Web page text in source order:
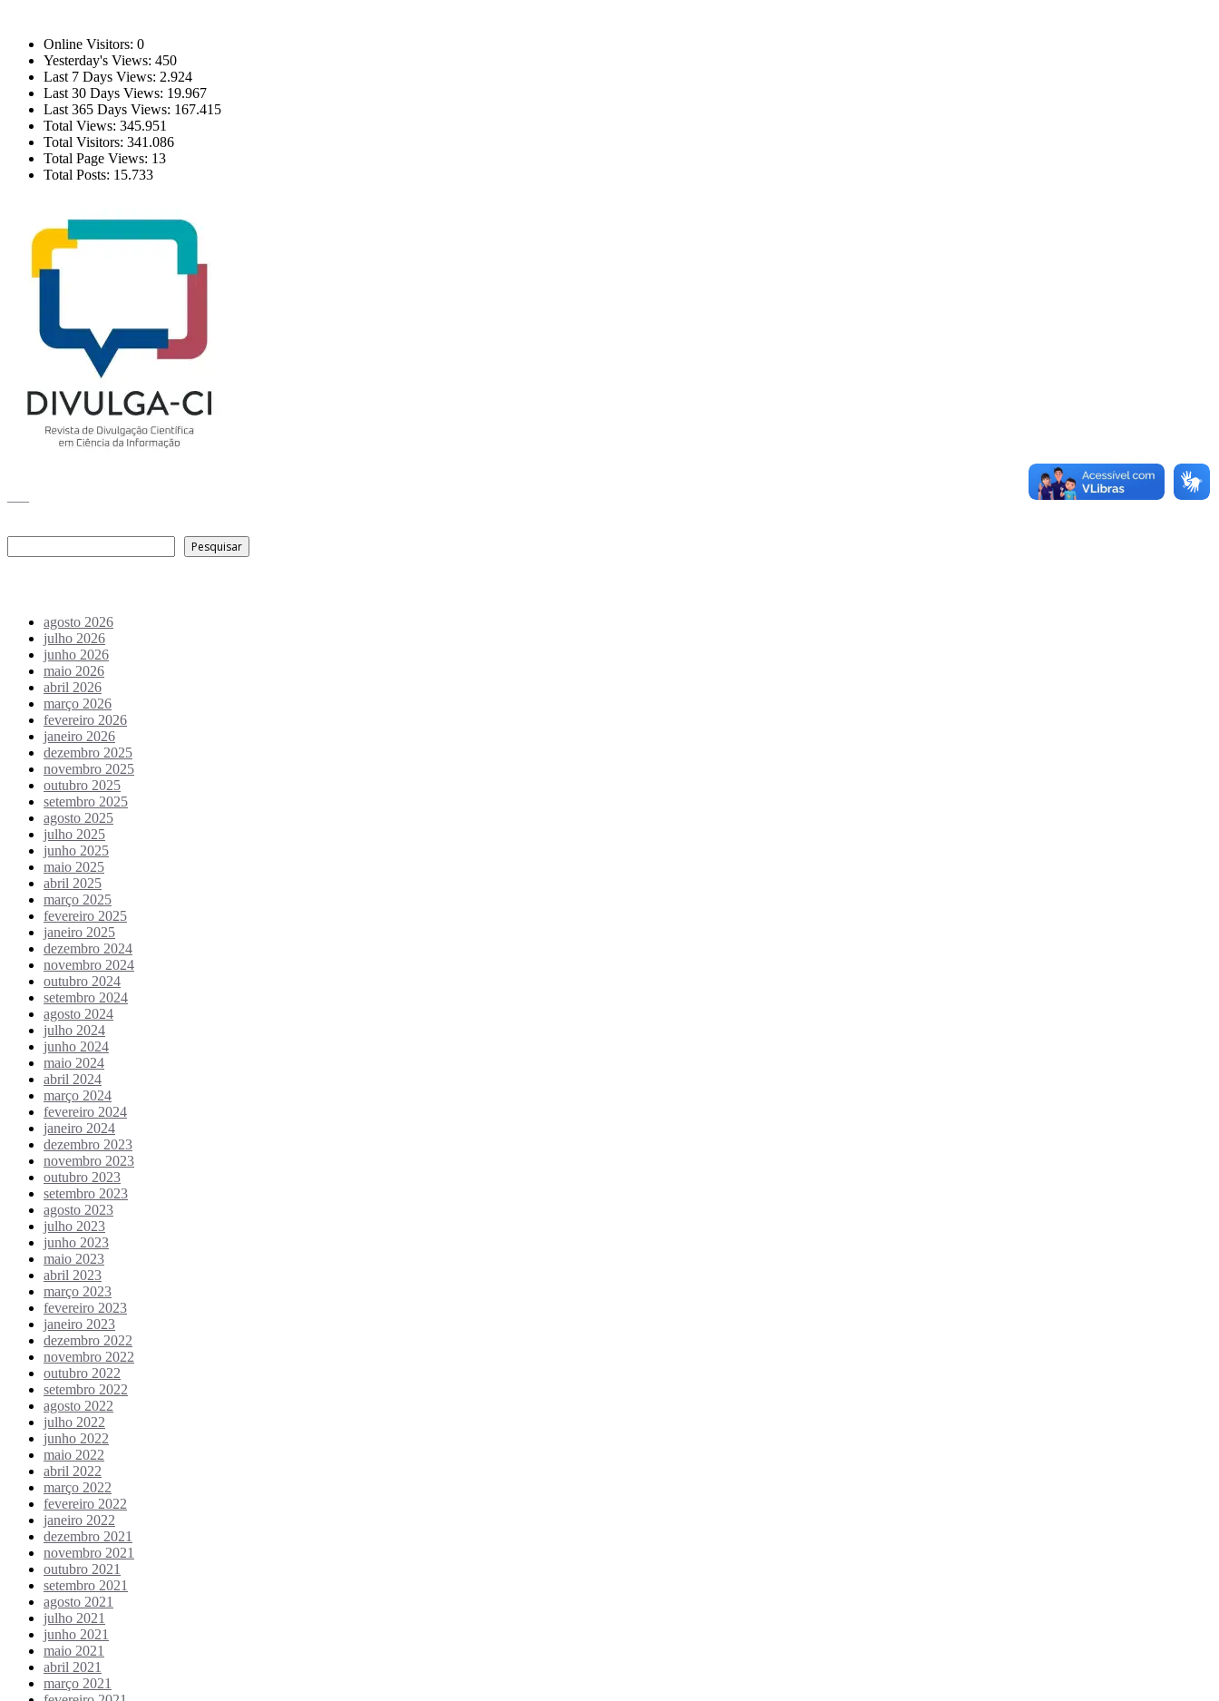
Online Visitors: 0
Yesterday's Views: 450
Last 7 Days Views: 2.924
Last 30 Days Views: 19.967
Last 365 Days Views: 167.415
Total Views: 345.951
Total Visitors: 341.086
Total Page Views: 13
Total Posts: 15.733
Pesquisar
agosto 2026
julho 2026
junho 2026
maio 2026
abril 2026
março 2026
fevereiro 2026
janeiro 2026
dezembro 2025
novembro 2025
outubro 2025
setembro 2025
agosto 2025
julho 2025
junho 2025
maio 2025
abril 2025
março 2025
fevereiro 2025
janeiro 2025
dezembro 2024
novembro 2024
outubro 2024
setembro 2024
agosto 2024
julho 2024
junho 2024
maio 2024
abril 2024
março 2024
fevereiro 2024
janeiro 2024
dezembro 2023
novembro 2023
outubro 2023
setembro 2023
agosto 2023
julho 2023
junho 2023
maio 2023
abril 2023
março 2023
fevereiro 2023
janeiro 2023
dezembro 2022
novembro 2022
outubro 2022
setembro 2022
agosto 2022
julho 2022
junho 2022
maio 2022
abril 2022
março 2022
fevereiro 2022
janeiro 2022
dezembro 2021
novembro 2021
outubro 2021
setembro 2021
agosto 2021
julho 2021
junho 2021
maio 2021
abril 2021
março 2021